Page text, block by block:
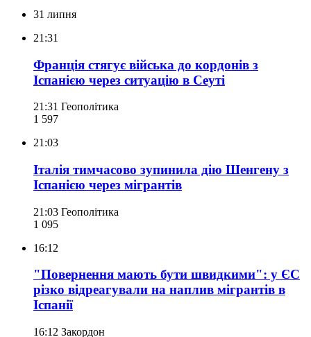
31 липня
21:31
Франція стягує війська до кордонів з
Іспанією через ситуацію в Сеуті
21:31 Геополітика
1 597
21:03
Італія тимчасово зупинила дію Шенгену з
Іспанією через мігрантів
21:03 Геополітика
1 095
16:12
"Повернення мають бути швидкими": у ЄС
різко відреагували на наплив мігрантів в
Іспанії
16:12 Закордон